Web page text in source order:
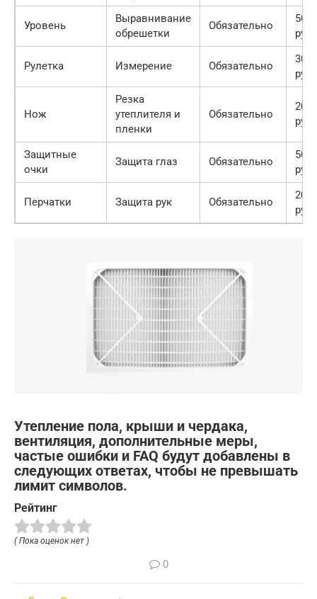
Уровень
Выравнивание
обрешетки
Обязательно
500
руб
Рулетка Измерение Обязательно
300
руб
Нож
Резка
утеплителя и
пленки
Обязательно
200
руб
Защитные
очки
Защита глаз Обязательно
500
руб
Перчатки Защита рук Обязательно
200
руб
Утепление пола, крыши и чердака,
вентиляция, дополнительные меры,
частые ошибки и FAQ будут добавлены в
следующих ответах, чтобы не превышать
лимит символов.
Рейтинг
( Пока оценок нет )
0